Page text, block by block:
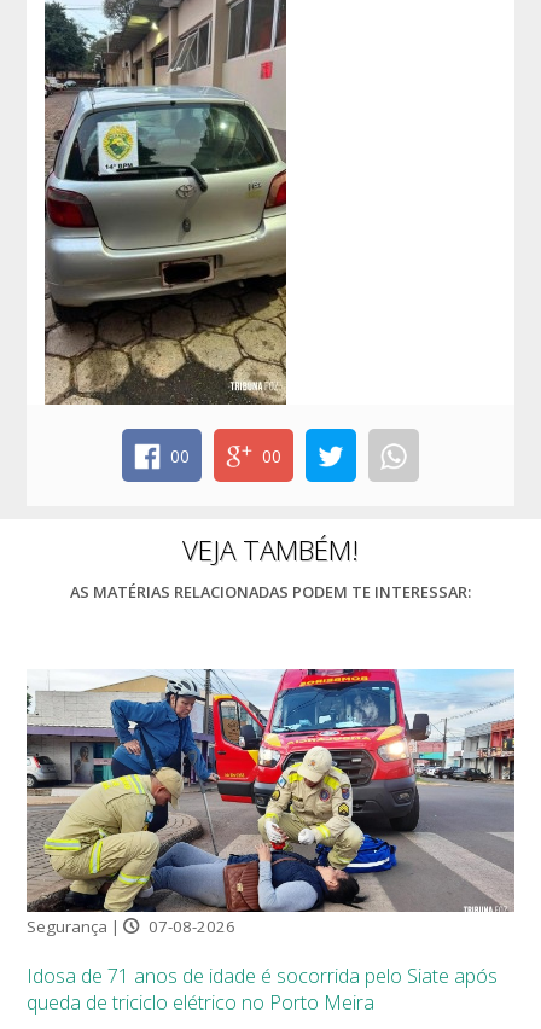
00 00
VEJA TAMBÉM!
AS MATÉRIAS RELACIONADAS PODEM TE INTERESSAR:
Segurança | 07-08-2026
Idosa de 71 anos de idade é socorrida pelo Siate após
queda de triciclo elétrico no Porto Meira